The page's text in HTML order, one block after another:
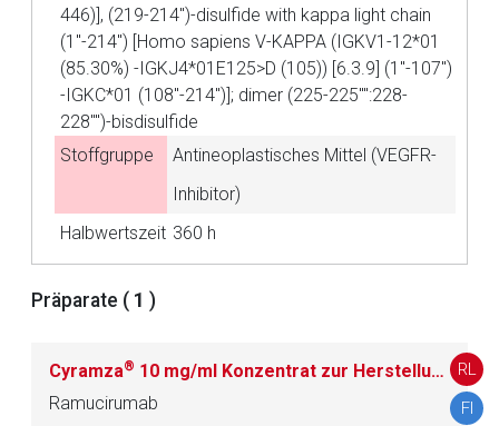
446)], (219-214'')-disulfide with kappa light chain
(1''-214'') [Homo sapiens V-KAPPA (IGKV1-12*01
(85.30%) -IGKJ4*01E125>D (105)) [6.3.9] (1''-107'')
-IGKC*01 (108''-214'')]; dimer (225-225'''':228-
228'''')-bisdisulfide
Stoffgruppe
Antineoplastisches Mittel (VEGFR-
Inhibitor)
Halbwertszeit 360 h
Präparate ( 1 )
Cyramza® 10 mg/ml Konzentrat zur Herstellung einer Infusionslösung
Ramucirumab
RL
FI
Zurück zur rote-liste.de Zur Seite